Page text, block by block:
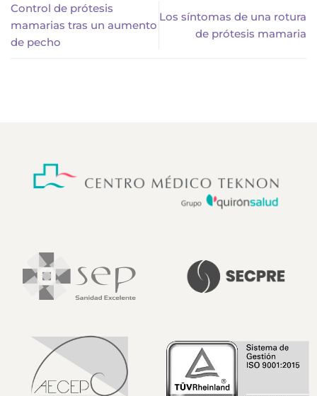
Control de prótesis
mamarias tras un aumento
de pecho
Los síntomas de una rotura
de prótesis mamaria